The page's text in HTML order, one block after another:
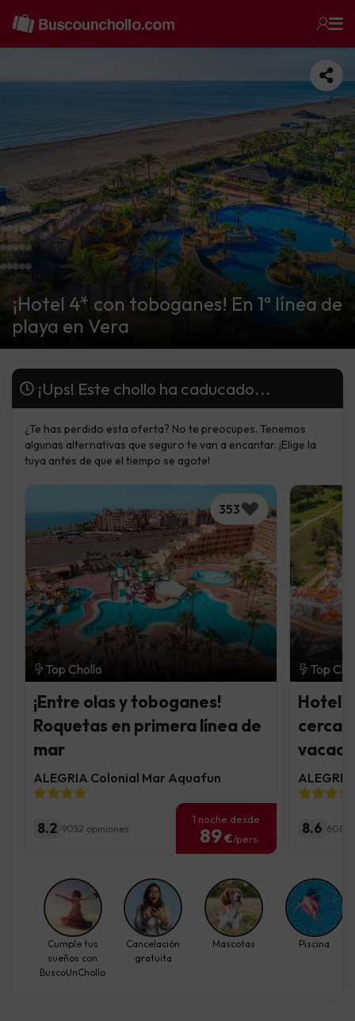
¡Hotel 4* con toboganes! En 1ª línea de
playa en Vera
¡Ups! Este chollo ha caducado...
¿Te has perdido esta oferta? No te preocupes. Tenemos
algunas alternativas que seguro te van a encantar. ¡Elige la
tuya antes de que el tiempo se agote!
353
Top Chollo
¡Entre olas y toboganes!
Roquetas en primera línea de
mar
ALEGRIA Colonial Mar Aquafun
8.2 9052 opiniones
1 noche desde
89€/pers.
Top
Hotel
cerca
8.6 6085
Cumple tus
sueños con
BuscoUnChollo
Cancelación
gratuita
Mascotas Piscina